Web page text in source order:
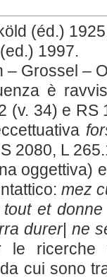
(éd.)
1997.
– Grossel –
è
(v. 34) e
2080, L
oggettiva) e
mez
et
durer| ne
le ricerche
cui sono